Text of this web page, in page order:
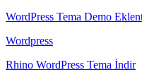
WordPress Tema Demo
Wordpress
Rhino WordPress Tema İndir